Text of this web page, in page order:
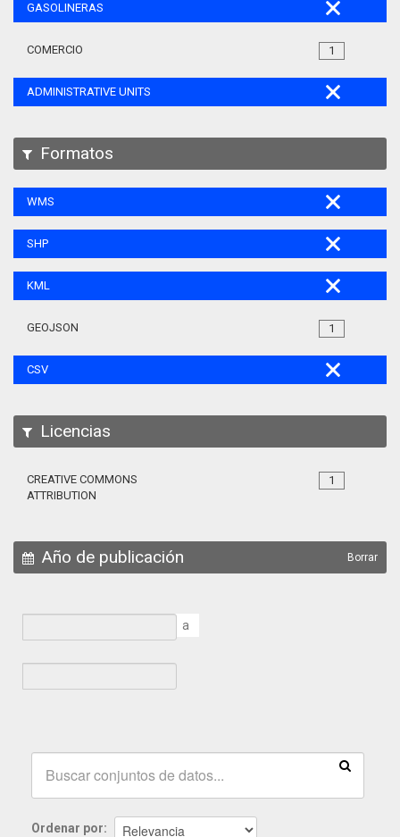
GASOLINERAS
1
COMERCIO
ADMINISTRATIVE UNITS
Formatos
WMS
SHP
KML
1
GEOJSON
CSV
Licencias
1
CREATIVE COMMONS
ATTRIBUTION
Año de publicación Borrar
a
Ordenar por